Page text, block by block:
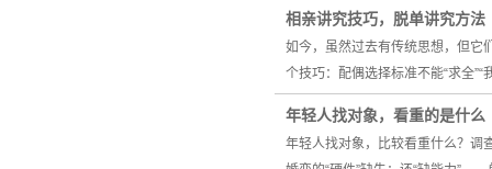
相亲讲究技巧，脱单讲究方法
如今，虽然过去有传统思想，但它
个技巧：配偶选择标准不能“求全
年轻人找对象，看重的是什么
年轻人找对象，比较看重什么？调